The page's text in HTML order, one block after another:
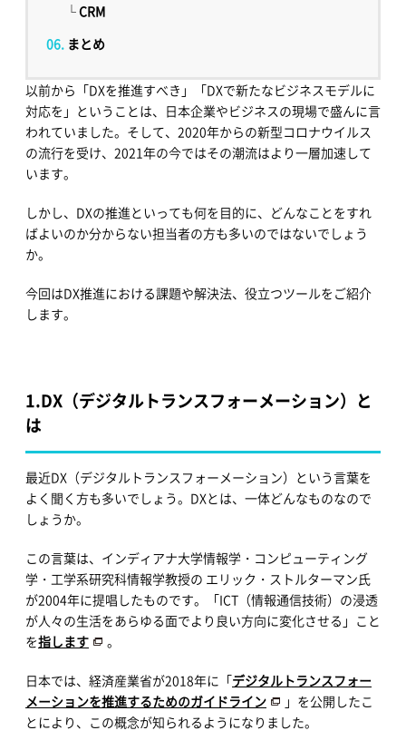
└CRM
まとめ
以前から「DXを推進すべき」「DXで新たなビジネスモデルに
対応を」ということは、日本企業やビジネスの現場で盛んに言
われていました。そして、2020年からの新型コロナウイルス
の流行を受け、2021年の今ではその潮流はより一層加速して
います。
しかし、DXの推進といっても何を目的に、どんなことをすれ
ばよいのか分からない担当者の方も多いのではないでしょう
か。
今回はDX推進における課題や解決法、役立つツールをご紹介
します。
1.DX（デジタルトランスフォーメーション）と
は
最近DX（デジタルトランスフォーメーション）という言葉を
よく聞く方も多いでしょう。DXとは、一体どんなものなので
しょうか。
この言葉は、インディアナ大学情報学・コンピューティング
学・工学系研究科情報学教授の エリック・ストルターマン氏
が2004年に提唱したものです。「ICT（情報通信技術）の浸透
が人々の生活をあらゆる面でより良い方向に変化させる」こと
を指します 。
日本では、経済産業省が2018年に「デジタルトランスフォー
メーションを推進するためのガイドライン
」を公開したこ
とにより、この概念が知られるようになりました。